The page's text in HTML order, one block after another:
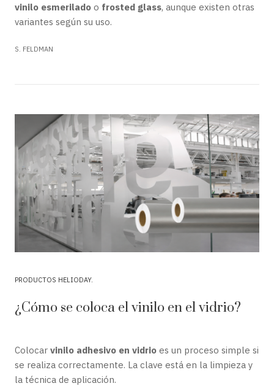
vinilo esmerilado o frosted glass, aunque existen otras
variantes según su uso.
S. FELDMAN
PRODUCTOS HELIODAY
¿Cómo se coloca el vinilo en el vidrio?
Colocar vinilo adhesivo en vidrio es un proceso simple si
se realiza correctamente. La clave está en la limpieza y
la técnica de aplicación.